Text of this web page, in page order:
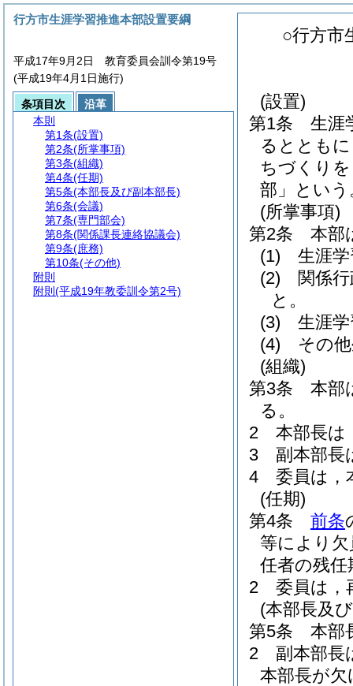
○行方市
(設置)
第1条
生涯
るととも
ちづくり
部」という
(所掌事項)
第2条
本部
(1)
生涯
(2)
関係
と。
(3)
生涯
(4)
その
(組織)
第3条
本部
る。
2
本部長は
3
副本部長
4
委員は，
(任期)
第4条
前条
等により
任者の残
2
委員は，
(本部長及
第5条
本部
2
副本部長
本部長が
行方市生涯学習推進本部設置要綱
平成17年9月2日 教育委員会訓令第19号
(平成19年4月1日施行)
条項目次
沿革
本則
第1条(設置)
第2条(所掌事項)
第3条(組織)
第4条(任期)
第5条(本部長及び副本部長)
第6条(会議)
第7条(専門部会)
第8条(関係課長連絡協議会)
第9条(庶務)
第10条(その他)
附則
附則 (平成19年教委訓令第2号)